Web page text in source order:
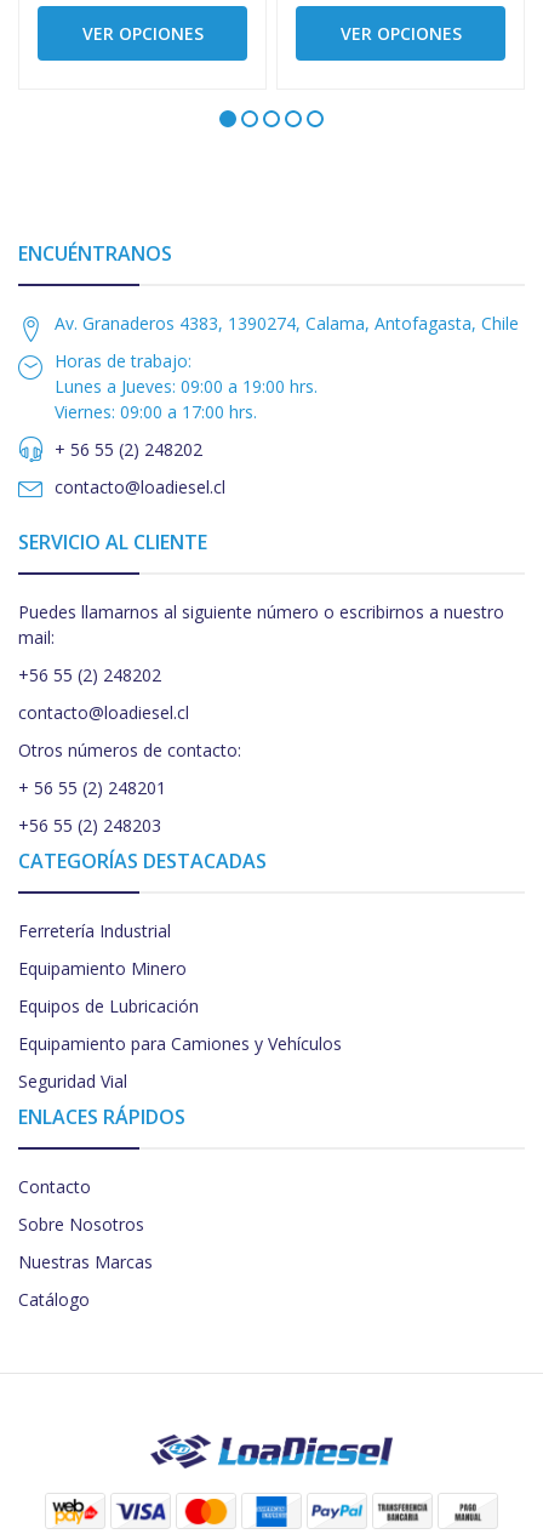
VER OPCIONES VER OPCIONES
ENCUÉNTRANOS
Av. Granaderos 4383, 1390274, Calama, Antofagasta, Chile
Horas de trabajo:
Lunes a Jueves: 09:00 a 19:00 hrs.
Viernes: 09:00 a 17:00 hrs.
+ 56 55 (2) 248202
contacto@loadiesel.cl
SERVICIO AL CLIENTE
Puedes llamarnos al siguiente número o escribirnos a nuestro
mail:
+56 55 (2) 248202
contacto@loadiesel.cl
Otros números de contacto:
+ 56 55 (2) 248201
+56 55 (2) 248203
CATEGORÍAS DESTACADAS
Ferretería Industrial
Equipamiento Minero
Equipos de Lubricación
Equipamiento para Camiones y Vehículos
Seguridad Vial
ENLACES RÁPIDOS
Contacto
Sobre Nosotros
Nuestras Marcas
Catálogo